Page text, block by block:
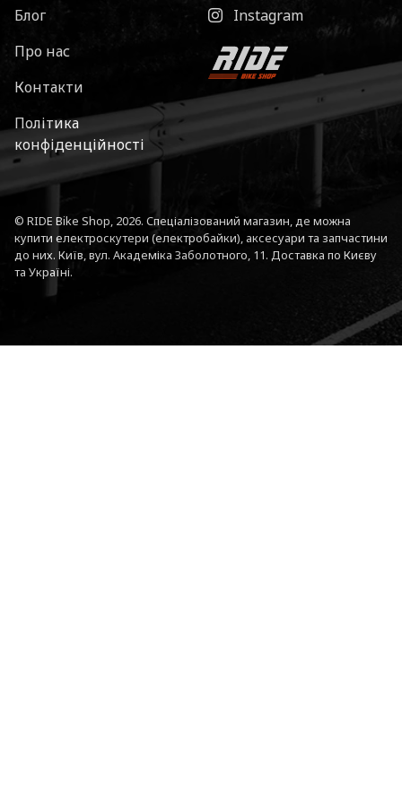
Блог
Про нас
Контакти
Політика
конфіденційності
Instagram
© RIDE Bike Shop, 2026. Спеціалізований магазин, де можна
купити електроскутери (електробайки), аксесуари та запчастини
до них. Київ, вул. Академіка Заболотного, 11. Доставка по Києву
та Україні.